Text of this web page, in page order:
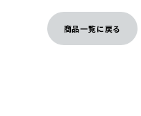
商品一覧に戻る